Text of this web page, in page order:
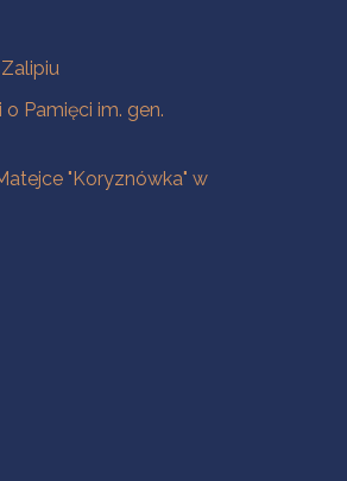
Pamięci im. gen.
"Koryznówka" w